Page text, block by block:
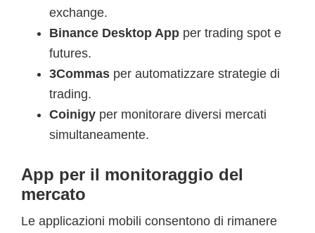
exchange.
Binance Desktop App per trading spot e
futures.
3Commas per automatizzare strategie di
trading.
Coinigy per monitorare diversi mercati
simultaneamente.
App per il monitoraggio del
mercato
Le applicazioni mobili consentono di rimanere